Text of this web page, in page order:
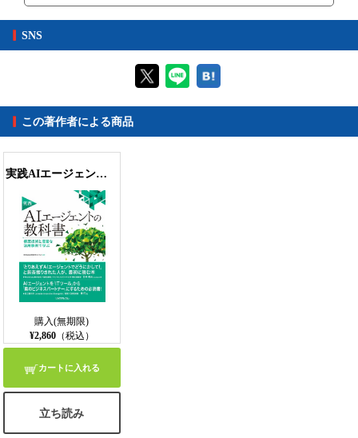
【対応デバイス】
【PC版ConTenDoビューア】
【モバイルビューア】
SNS
この著作者による商品
実践AIエージェントの教科書 構築技術と豊富な活用事例で学ぶ
購入(無期限)
¥2,860（税込）
カートに入れる
立ち読み